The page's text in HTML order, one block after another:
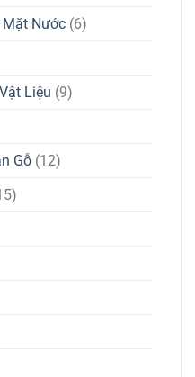
Mặt Nước (6)
Liệu (9)
Gỗ (12)